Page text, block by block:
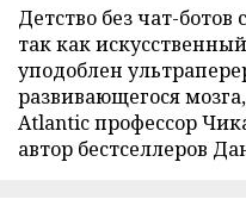
Детство без чат-ботов
так как
уподоблен
развивающегося
Atlantic профессор
автор бестселлеров